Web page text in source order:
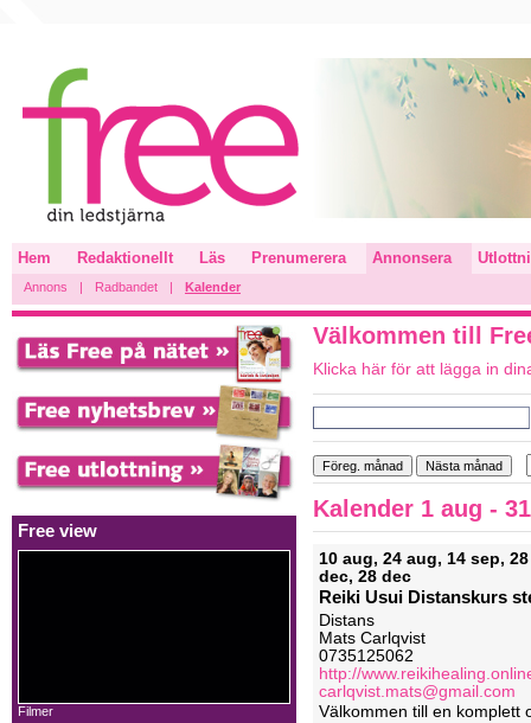
Hem Redaktionellt Läs Prenumerera Annonsera
Annons | Radbandet | Kalender
Free view
Filmer
Välkommen till
Klicka här för att lägga in
Kalender 1 aug -
10 aug, 24 aug, 14 sep,
dec, 28 dec
Reiki Usui Distanskurs st
Distans
Mats Carlqvist
0735125062
http://
carlqvist.mats@gmail.com
Vä kommen ti en komp ett